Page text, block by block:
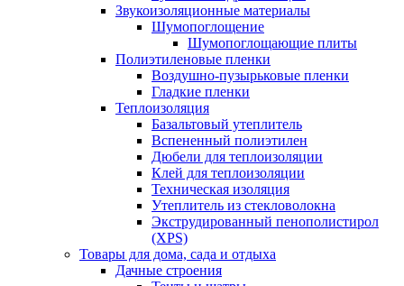
Звукоизоляционные материалы
Шумопоглощение
Шумопоглощающие плиты
Полиэтиленовые пленки
Воздушно-пузырьковые пленки
Гладкие пленки
Теплоизоляция
Базальтовый утеплитель
Вспененный полиэтилен
Дюбели для теплоизоляции
Клей для теплоизоляции
Техническая изоляция
Утеплитель из стекловолокна
Экструдированный пенополистирол
(XPS)
Товары для дома, сада и отдыха
Дачные строения